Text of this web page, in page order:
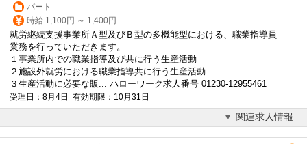
パート
時給 1,100円 ～ 1,400円
就労継続支援事業所Ａ型及びＢ型の多機能型における、職業指導員
業務を行っていただきます。
１事業所内での職業指導及び共に行う生産活動
２施設外就労における職業指導共に行う生産活動
３生産活動に必要な販... ハローワーク求人番号 01230-12955461
受理日：8月4日 有効期限：10月31日
関連求人情報